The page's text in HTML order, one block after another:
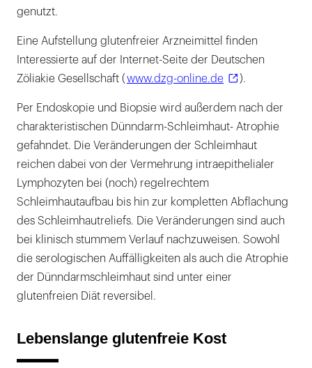
genutzt.
Eine Aufstellung glutenfreier Arzneimittel finden
Interessierte auf der Internet-Seite der Deutschen
Zöliakie Gesellschaft ( www.dzg-online.de ).
Per Endoskopie und Biopsie wird außerdem nach der
charakteristischen Dünndarm-Schleimhaut- Atrophie
gefahndet. Die Veränderungen der Schleimhaut
reichen dabei von der Vermehrung intraepithelialer
Lymphozyten bei (noch) regelrechtem
Schleimhautaufbau bis hin zur kompletten Abflachung
des Schleimhautreliefs. Die Veränderungen sind auch
bei klinisch stummem Verlauf nachzuweisen. Sowohl
die serologischen Auffälligkeiten als auch die Atrophie
der Dünndarmschleimhaut sind unter einer
glutenfreien Diät reversibel.
Lebenslange glutenfreie Kost